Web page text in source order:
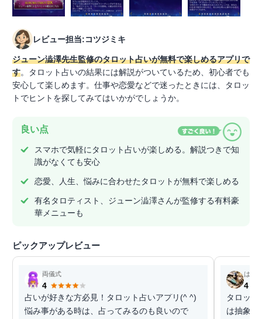
レビュー担当:コツジミキ
ジューン澁澤先生監修のタロット占いが無料で楽しめるアプリで
す。タロット占いの結果には解説がついているため、初心者でも
安心して楽しめます。仕事や恋愛などで迷ったときには、タロッ
トでヒントを探してみてはいかがでしょうか。
良い点
スマホで気軽にタロット占いが楽しめる。解説つきで知
識がなくても安心
恋愛、人生、悩みに合わせたタロットが無料で楽しめる
有名タロティスト、ジューン澁澤さんが監修する有料豪
華メニューも
ピックアップレビュー
両儀式
4
占いが好きな方必見！タロット占いアプリ(^ ^)
悩み事がある時は、占ってみるのも良いので
はぐ
4
タロッ
は抽象的